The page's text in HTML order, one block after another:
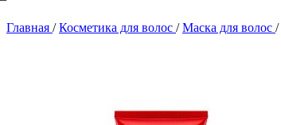
Главная / Косметика для волос / Маска для волос /